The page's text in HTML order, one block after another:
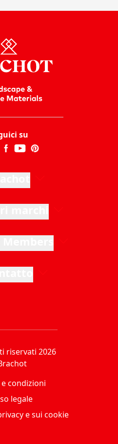
su
riservati 2026
condizioni
legale
e sui cookie